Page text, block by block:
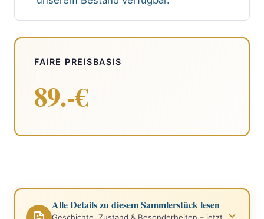
FAIRE PREISBASIS
89.-€
Alle Details zu diesem Sammlerstück lesen
Geschichte, Zustand & Besonderheiten – jetzt